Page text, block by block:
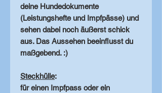
deine Hundedokumente
(Leistungshefte und Impfpässe) und
sehen dabei noch äußerst schick
aus. Das Aussehen beeinflusst du
maßgebend. :)
Steckhülle:
für einen Impfpass oder ein